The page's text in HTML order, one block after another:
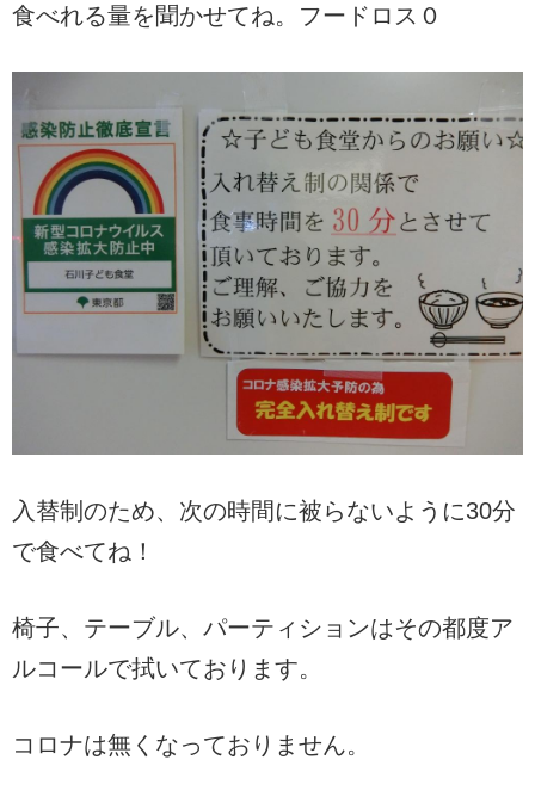
食べれる量を聞かせてね。フードロス０
入替制のため、次の時間に被らないように30分
で食べてね！
椅子、テーブル、パーティションはその都度ア
ルコールで拭いております。
コロナは無くなっておりません。